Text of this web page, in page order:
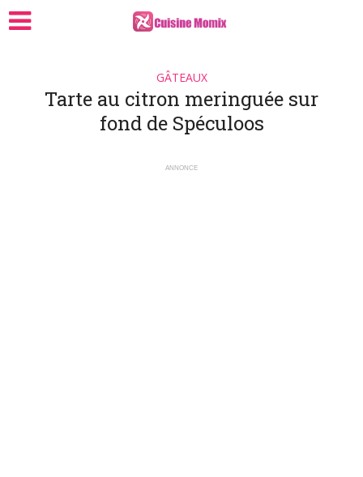
GÂTEAUX
Tarte au citron meringuée sur
fond de Spéculoos
ANNONCE